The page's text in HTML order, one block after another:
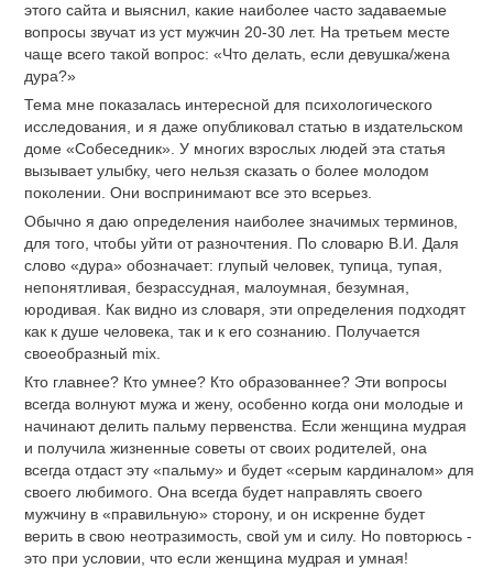
этого сайта и выяснил, какие наиболее часто задаваемые
вопросы звучат из уст мужчин 20-30 лет. На третьем месте
чаще всего такой вопрос: «Что делать, если девушка/жена
дура?»
Тема мне показалась интересной для психологического
исследования, и я даже опубликовал статью в издательском
доме «Собеседник». У многих взрослых людей эта статья
вызывает улыбку, чего нельзя сказать о более молодом
поколении. Они воспринимают все это всерьез.
Обычно я даю определения наиболее значимых терминов,
для того, чтобы уйти от разночтения. По словарю В.И. Даля
слово «дура» обозначает: глупый человек, тупица, тупая,
непонятливая, безрассудная, малоумная, безумная,
юродивая. Как видно из словаря, эти определения подходят
как к душе человека, так и к его сознанию. Получается
своеобразный mix.
Кто главнее? Кто умнее? Кто образованнее? Эти вопросы
всегда волнуют мужа и жену, особенно когда они молодые и
начинают делить пальму первенства. Если женщина мудрая
и получила жизненные советы от своих родителей, она
всегда отдаст эту «пальму» и будет «серым кардиналом» для
своего любимого. Она всегда будет направлять своего
мужчину в «правильную» сторону, и он искренне будет
верить в свою неотразимость, свой ум и силу. Но повторюсь -
это при условии, что если женщина мудрая и умная!